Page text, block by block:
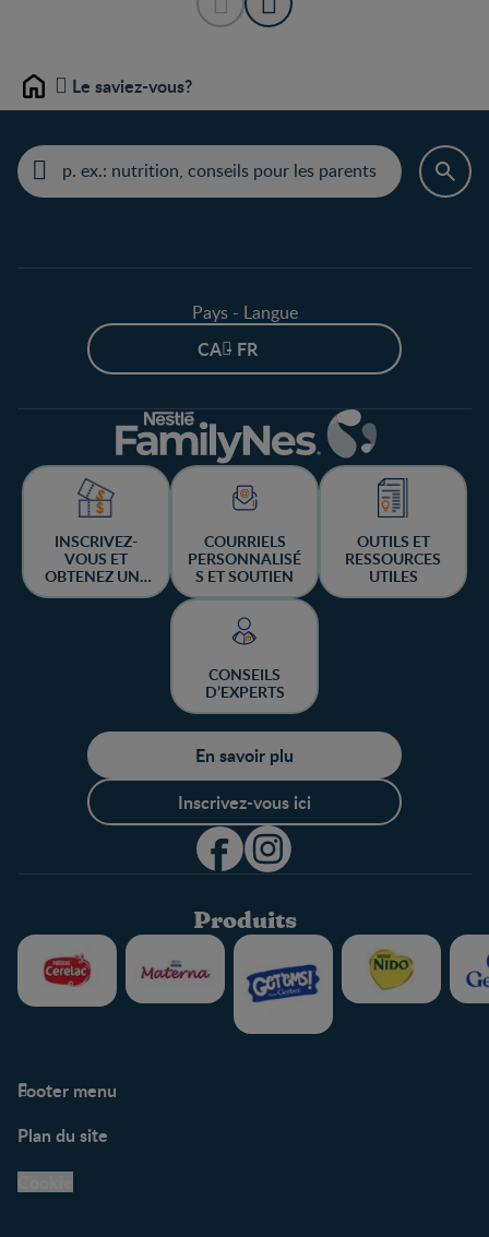
Home Le saviez-vous?
Pays - Langue
CA - FR
INSCRIVEZ-
VOUS ET
OBTENEZ UNE
CHANCE DE
COURRIELS
PERSONNALISÉ
S ET SOUTIEN
OUTILS ET
RESSOURCES
UTILES
CONSEILS
D’EXPERTS
En savoir plu
Inscrivez-vous ici
Produits
Footer menu
Centre de soutien
Avis légaux
Protection des
Plan du site